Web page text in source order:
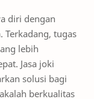
diri dengan
Terkadang, tugas
lebih
Jasa joki
solusi bagi
berkualitas